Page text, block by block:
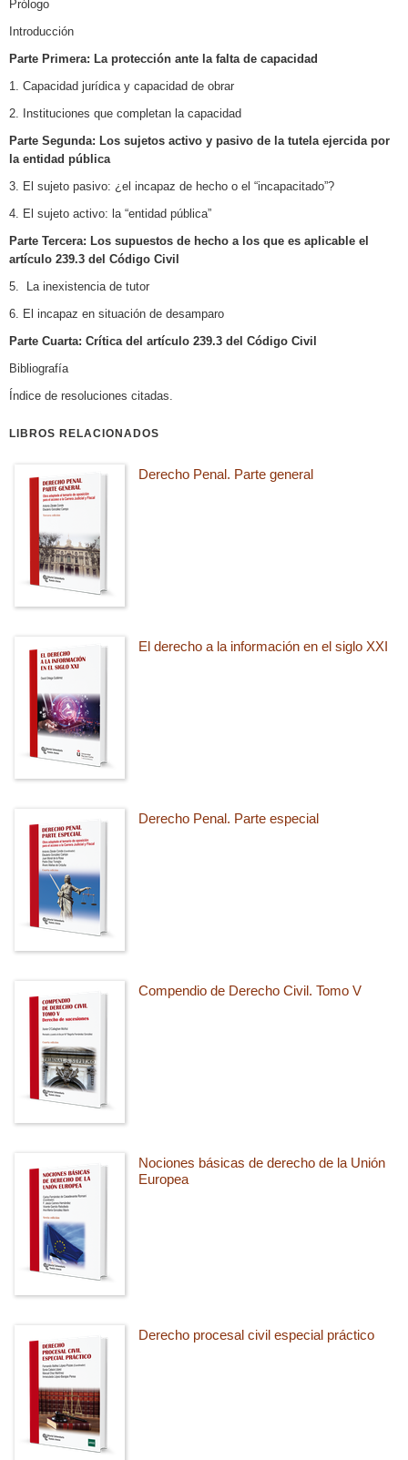
Prólogo
Introducción
Parte Primera: La protección ante la falta de capacidad
1. Capacidad jurídica y capacidad de obrar
2. Instituciones que completan la capacidad
Parte Segunda: Los sujetos activo y pasivo de la tutela ejercida por
la entidad pública
3. El sujeto pasivo: ¿el incapaz de hecho o el “incapacitado”?
4. El sujeto activo: la “entidad pública”
Parte Tercera: Los supuestos de hecho a los que es aplicable el
artículo 239.3 del Código Civil
5. La inexistencia de tutor
6. El incapaz en situación de desamparo
Parte Cuarta: Crítica del artículo 239.3 del Código Civil
Bibliografía
Índice de resoluciones citadas.
LIBROS RELACIONADOS
Derecho Penal. Parte general
El derecho a la información en el siglo XXI
Derecho Penal. Parte especial
Compendio de Derecho Civil. Tomo V
Nociones básicas de derecho de la Unión
Europea
Derecho procesal civil especial práctico